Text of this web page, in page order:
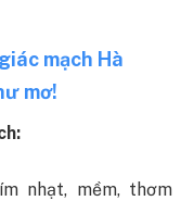
mạch Hà
mơ!
nhạt, mềm, thơm